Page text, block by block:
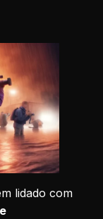
lidado com